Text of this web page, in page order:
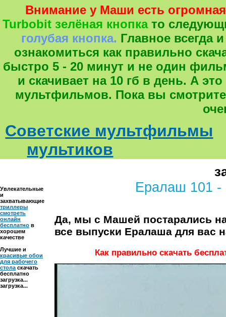
Внимание у Маши есть
Turbobit зелёная кнопкато
голубая кнопка. Главное всегда
ознакомиться как правильно
быстро 5 - 20 минут и не один
и скачивает на 10 гб в день. А
мультфильмов. Пока вы
Советские мультфильмы
мультиков
Увлекательные
и
захватывающие
триллеры
смотреть
онлайн
бесплатно в
хорошем
качестве
Лучшие и
красивые обои
для рабочего
стола скачать
бесплатно
загрузка...
загрузка...
Ералаш 101 -
Да, мы с Машей постарались
все выпуски Ералаша для вас
Как правильно скачать